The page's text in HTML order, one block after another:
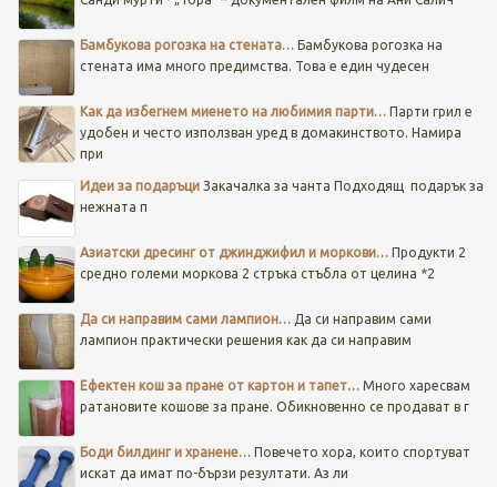
Бамбукова рогозка на стената… Бамбукова рогозка на
стената има много предимства. Това е един чудесен
Как да избегнем миенето на любимия парти…Парти грил е
удобен и често използван уред в домакинството. Намира
при
Идеи за подаръциЗакачалка за чанта Подходящ подарък за
нежната п
Азиатски дресинг от джинджифил и моркови… Продукти 2
средно големи моркова 2 стръка стъбла от целина *2
Да си направим сами лампион…Да си направим сами
лампион практически решения как да си направим
Ефектен кош за пране от картон и тапет… Много харесвам
ратановите кошове за пране. Обикновенно се продават в г
Боди билдинг и хранене… Повечето хора, които спортуват
искат да имат по-бързи резултати. Аз ли